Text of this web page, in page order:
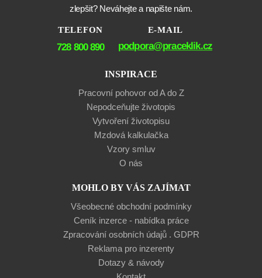
zlepšit? Neváhejte a napište nám.
TELEFON
728 800 890
E-MAIL
podpora@praceklik.cz
INSPIRACE
Pracovní pohovor od A do Z
Nepodceňujte životopis
Vytvoření životopisu
Mzdová kalkulačka
Vzory smluv
O nás
MOHLO BY VÁS ZAJÍMAT
Všeobecné obchodní podmínky
Ceník inzerce - nabídka práce
Zpracování osobních údajů . GDPR
Reklama pro inzerenty
Dotazy & návody